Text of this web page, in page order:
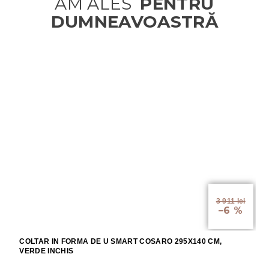
3 911 lei
–6 %
COLTAR IN FORMA DE U SMART COSARO 295X140 CM,
VERDE INCHIS